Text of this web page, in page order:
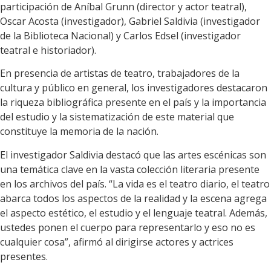
participación de Aníbal Grunn (director y actor teatral),
Oscar Acosta (investigador), Gabriel Saldivia (investigador
de la Biblioteca Nacional) y Carlos Edsel (investigador
teatral e historiador).
En presencia de artistas de teatro, trabajadores de la
cultura y público en general, los investigadores destacaron
la riqueza bibliográfica presente en el país y la importancia
del estudio y la sistematización de este material que
constituye la memoria de la nación.
El investigador Saldivia destacó que las artes escénicas son
una temática clave en la vasta colección literaria presente
en los archivos del país. “La vida es el teatro diario, el teatro
abarca todos los aspectos de la realidad y la escena agrega
el aspecto estético, el estudio y el lenguaje teatral. Además,
ustedes ponen el cuerpo para representarlo y eso no es
cualquier cosa”, afirmó al dirigirse actores y actrices
presentes.